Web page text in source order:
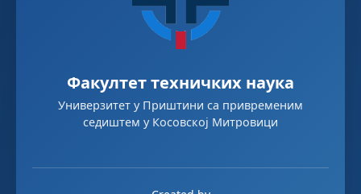
Факултет техничких наука
Универзитет у Приштини са привременим
седиштем у Косовској Митровици